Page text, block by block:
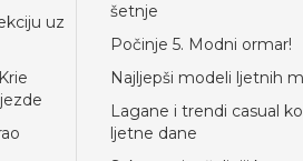
uz
šetnje
Počinje 5. Modni ormar!
Najljepši modeli ljetnih
Lagane i trendi casual
ljetne dane